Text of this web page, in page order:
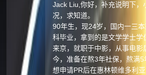
Jack Liu,你好，补充说明下，
况，求知道。
90年生，现24岁，国内一三
科毕业，拿到的是文学学士学
来京，就职于中影，从事电影
今，准备在熬3年社保，熬满5
想申请PR后在惠林顿维多利